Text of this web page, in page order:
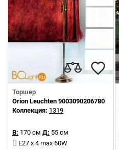
Торшер
Orion Leuchten 9003090206780
Коллекция: 1319
В: 170 см Д: 55 см
E27 x 4 max 60W